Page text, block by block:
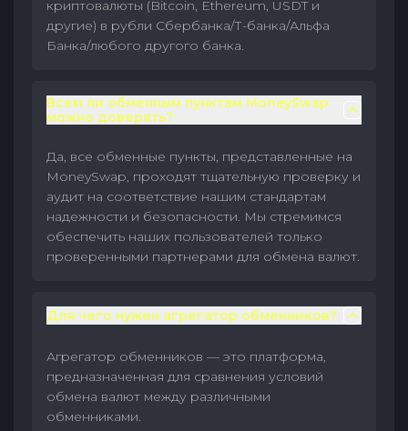
криптовалюты (Bitcoin, Ethereum, USDT и
другие) в рубли Сбербанка/Т-банка/Альфа
Банка/любого другого банка.
Всем ли обменным пунктам MoneySwap
можно доверять?
Да, все обменные пункты, представленные на
MoneySwap, проходят тщательную проверку и
аудит на соответствие нашим стандартам
надежности и безопасности. Мы стремимся
обеспечить наших пользователей только
проверенными партнерами для обмена валют.
Для чего нужен агрегатор обменников?
Агрегатор обменников — это платформа,
предназначенная для сравнения условий
обмена валют между различными
обменниками.